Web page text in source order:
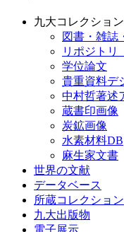
九大コレクション
図書・雑誌
リポジトリ
学位論文
貴重資料デ
中村哲著述
蔵書印画像
炭鉱画像
水素材料DB
麻生家文書
世界の文献
データベース
所蔵コレクション
九大出版物